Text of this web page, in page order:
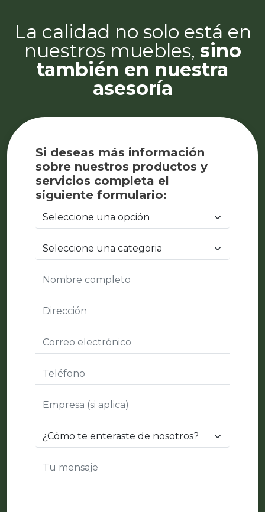
La calidad no solo está en
nuestros muebles, sino
también en nuestra
asesoría
Si deseas más información
sobre nuestros productos y
servicios completa el
siguiente formulario: